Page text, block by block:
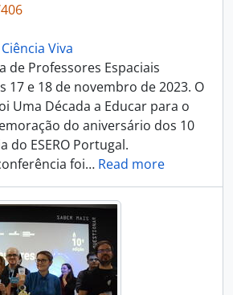
Viva
de Professores Espaciais
17 e 18 de novembro de 2023. O
Uma Década a Educar para o
do aniversário dos 10
do ESERO Portugal.
foi… Read more